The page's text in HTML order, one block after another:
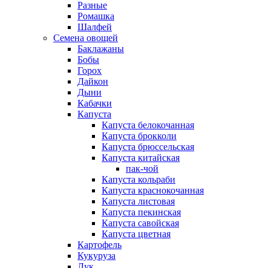
Разные
Ромашка
Шалфей
Семена овощей
Баклажаны
Бобы
Горох
Дайкон
Дыни
Кабачки
Капуста
Капуста белокочанная
Капуста брокколи
Капуста брюссельская
Капуста китайская
пак-чой
Капуста кольраби
Капуста краснокочанная
Капуста листовая
Капуста пекинская
Капуста савойская
Капуста цветная
Картофель
Кукуруза